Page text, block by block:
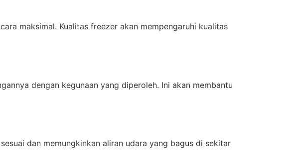
maksimal. Kualitas freezer akan mempengaruhi kualitas
dengan kegunaan yang diperoleh. Ini akan membantu
dan memungkinkan aliran udara yang bagus di sekitar